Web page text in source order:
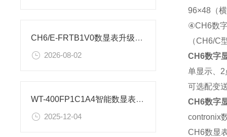
CH6/E-FRTB1V0数显表升级版XSW-ET2B1V0显示控制器参数解析
2026-08-02
WT-400FP1C1A4智能数显表选型表
2025-12-04
96×48（
④CH6数
（CH6/C
CH6数字
单显示、
可选配变
CH6数字
contronix
CH6数显